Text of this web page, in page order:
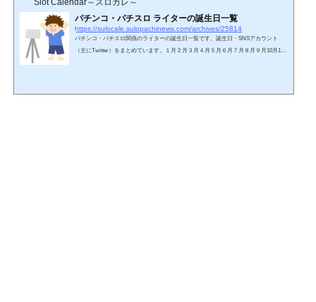
Slot Calendar～スロカレ～
パチンコ・パチスロ ライターの誕生日一覧
https://sulocale.sulopachinews.com/archives/25814
パチンコ・パチスロ関係のライターの誕生日一覧です。誕生日・SNSアカウント
（主にTwitter）をまとめています。１月２月３月４月５月６月７月８月９月10月11